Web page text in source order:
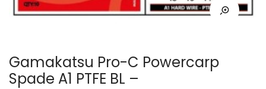
Gamakatsu Pro-C Powercarp
Spade A1 PTFE BL –